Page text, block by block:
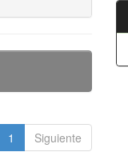
1 Siguiente